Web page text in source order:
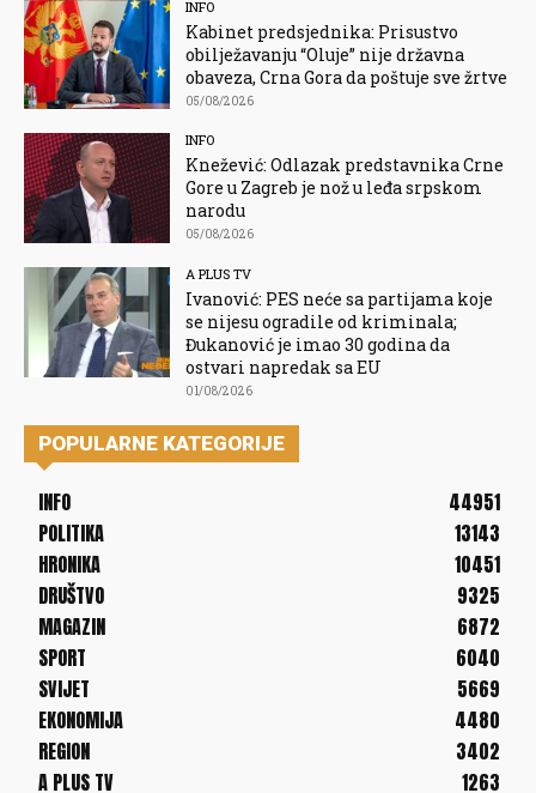
INFO
Kabinet predsjednika: Prisustvo
obilježavanju “Oluje” nije državna
obaveza, Crna Gora da poštuje sve žrtve
05/08/2026
INFO
Knežević: Odlazak predstavnika Crne
Gore u Zagreb je nož u leđa srpskom
narodu
05/08/2026
A PLUS TV
Ivanović: PES neće sa partijama koje
se nijesu ogradile od kriminala;
Đukanović je imao 30 godina da
ostvari napredak sa EU
01/08/2026
POPULARNE KATEGORIJE
INFO
44951
POLITIKA
13143
HRONIKA
10451
DRUŠTVO
9325
MAGAZIN
6872
SPORT
6040
SVIJET
5669
EKONOMIJA
4480
REGION
3402
A PLUS TV
1263